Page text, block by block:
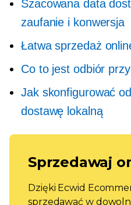
Szacowana data
zaufanie i konwersja
Łatwa sprzedaż
Co to jest odbiór
Jak skonfigurować
dostawę lokalną
Sprzedawaj
Dzięki Ecwid
sprzedawać w